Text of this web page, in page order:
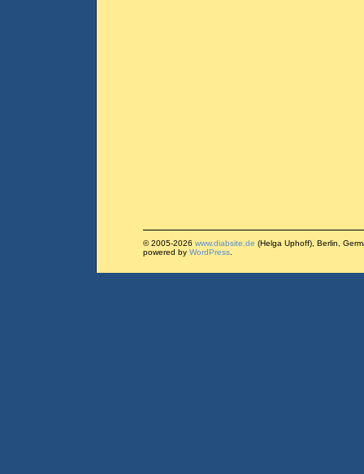
© 2005-2026 www.diabsite.de (Helga Uphoff), Berlin,
powered by WordPress.